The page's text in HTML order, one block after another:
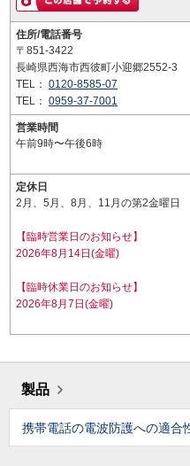
住所/電話番号
〒851-3422
長崎県西海市西彼町小迎郷2552-3
TEL： 0120-8585-07
TEL： 0959-37-7001
営業時間
午前9時〜午後6時
定休日
2月、5月、8月、11月の第2金曜日
【臨時営業日のお知らせ】
2026年8月14日(金曜)
【臨時休業日のお知らせ】
2026年8月7日(金曜)
製品
携帯電話の電波防護への適合